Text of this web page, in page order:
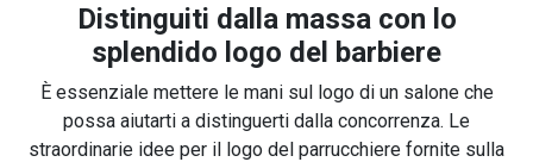
Distinguiti dalla massa con lo
splendido logo del barbiere
È essenziale mettere le mani sul logo di un salone che
possa aiutarti a distinguerti dalla concorrenza. Le
straordinarie idee per il logo del parrucchiere fornite sulla